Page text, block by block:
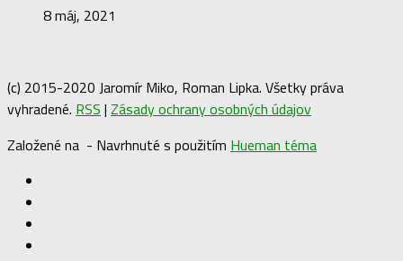
8 máj, 2021
(c) 2015-2020 Jaromír Miko, Roman Lipka. Všetky práva
vyhradené. RSS | Zásady ochrany osobných údajov
Založené na - Navrhnuté s použitím Hueman téma